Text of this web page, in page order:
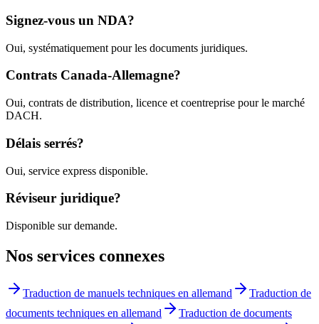
Signez-vous un NDA?
Oui, systématiquement pour les documents juridiques.
Contrats Canada-Allemagne?
Oui, contrats de distribution, licence et coentreprise pour le marché
DACH.
Délais serrés?
Oui, service express disponible.
Réviseur juridique?
Disponible sur demande.
Nos services connexes
Traduction de manuels techniques en allemand
Traduction de
documents techniques en allemand
Traduction de documents